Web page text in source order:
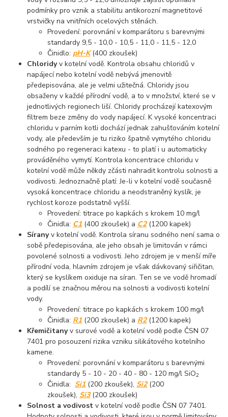
podmínky pro vznik a stabilitu antikorozní magnetitové
vrstvičky na vnitřních ocelových stěnách.
Provedení: porovnání v komparátoru s barevnými
standardy 9,5 - 10,0 - 10,5 - 11,0 - 11,5 - 12,0
Činidlo: pH-K (400 zkoušek)
Chloridyv kotelní vodě. Kontrola obsahu chloridů v
napájecí nebo kotelní vodě nebývá jmenovitě
předepisována, ale je velmi užitečná. Chloridy jsou
obsaženy v každé přírodní vodě, a to v množství, které se v
jednotlivých regionech liší. Chloridy procházejí katexovým
filtrem beze změny do vody napájecí. K vysoké koncentraci
chloridu v parním kotli dochází jednak zahušťováním kotelní
vody, ale především je tu riziko špatně vymytého chloridu
sodného po regeneraci katexu - to platí i u automaticky
prováděného vymytí. Kontrola koncentrace chloridu v
kotelní vodě může někdy zčásti nahradit kontrolu solnosti a
vodivosti. Jednoznačně platí: Je-li v kotelní vodě současně
vysoká koncentrace chloridu a neodstraněný kyslík, je
rychlost koroze podstatně vyšší.
Provedení: titrace po kapkách s krokem 10 mg/l
Činidla: C1 (400 zkoušek) a C2 (1200 kapek)
Síranyv kotelní vodě. Kontrola síranu sodného není sama o
sobě předepisována, ale jeho obsah je limitován v rámci
povolené solnosti a vodivosti. Jeho zdrojem je v menší míře
přírodní voda, hlavním zdrojem je však dávkovaný siřičitan,
který se kyslíkem oxiduje na síran. Ten se ve vodě hromadí
a podílí se značnou měrou na solnosti a vodivosti kotelní
vody.
Provedení: titrace po kapkách s krokem 100 mg/l
Činidla: R1 (200 zkoušek) a R2 (1200 kapek)
Křemičitanyv surové vodě a kotelní vodě podle ČSN 07
7401 pro posouzení rizika vzniku silikátového kotelního
kamene.
Provedení: porovnání v komparátoru s barevnými
standardy 5 - 10 - 20 - 40 - 80 - 120 mg/l SiO2
Činidla: Si1 (200 zkoušek), Si2(200
zkoušek), Si3(200 zkoušek)
Solnost a vodivostv kotelní vodě podle ČSN 07 7401.